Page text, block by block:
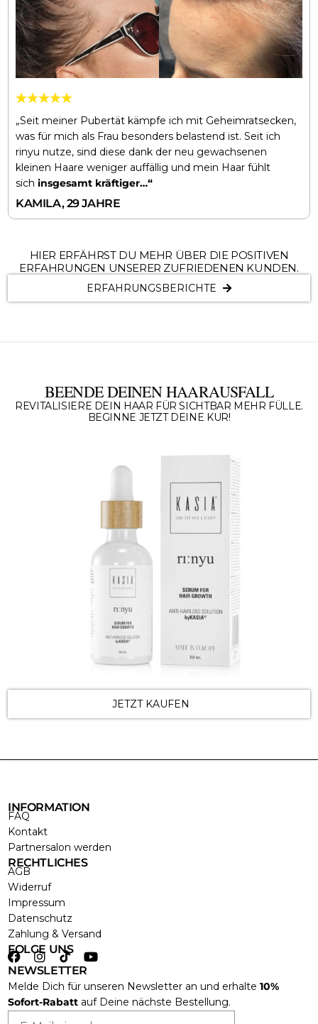
„Seit meiner Pubertät kämpfe ich mit Geheimratsecken,
was für mich als Frau besonders belastend ist. Seit ich
rinyu nutze, sind diese dank der neu gewachsenen
kleinen Haare weniger auffällig und mein Haar fühlt
sichinsgesamt kräftiger…“
KAMILA, 29 JAHRE
HIER ERFÄHRST DU MEHR ÜBER DIE POSITIVEN
ERFAHRUNGEN UNSERER ZUFRIEDENEN KUNDEN.
ERFAHRUNGSBERICHTE
BEENDE DEINEN HAARAUSFALL
REVITALISIERE DEIN HAAR FÜR SICHTBAR MEHR FÜLLE.
BEGINNE JETZT DEINE KUR!
JETZT KAUFEN
INFORMATION
FAQ
Kontakt
Partnersalon werden
RECHTLICHES
AGB
Widerruf
Impressum
Datenschutz
Zahlung & Versand
FOLGE UNS
NEWSLETTER
Melde Dich für unseren Newsletter an und erhalte10%
Sofort-Rabatt auf Deine nächste Bestellung.